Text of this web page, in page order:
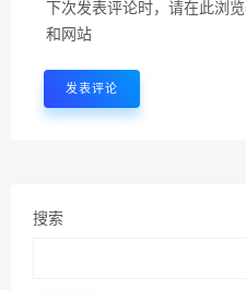
下次发表评论时，请在此浏
和网站
搜索